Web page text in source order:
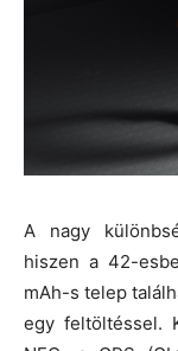
A nagy
hiszen a 42-
mAh-s telep
egy feltöltéssel.